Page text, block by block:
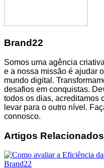
Brand22
Somos uma agência
e a nossa missão é ajudar
mundo digital.
desafios em conquistas.
todos os dias, acreditamos
levar para o outro nível.
connosco.